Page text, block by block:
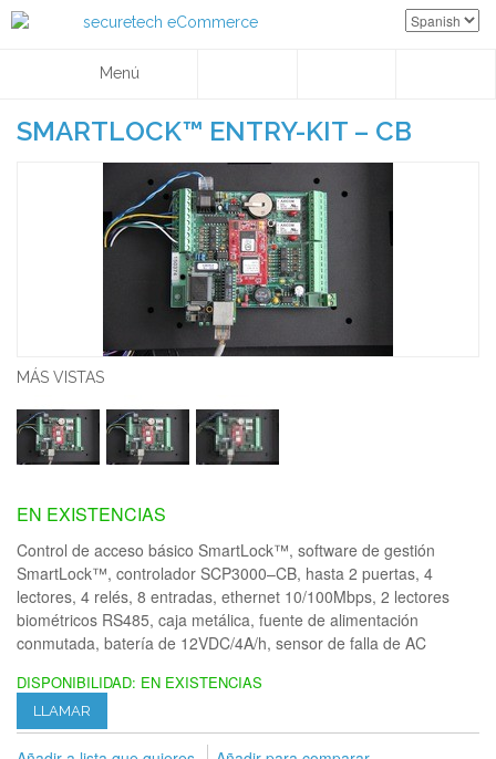
Menú
SMARTLOCK™ ENTRY-KIT – CB
MÁS VISTAS
EN EXISTENCIAS
Control de acceso básico SmartLock™, software de gestión
SmartLock™, controlador SCP3000–CB, hasta 2 puertas, 4
lectores, 4 relés, 8 entradas, ethernet 10/100Mbps, 2 lectores
biométricos RS485, caja metálica, fuente de alimentación
conmutada, batería de 12VDC/4A/h, sensor de falla de AC
DISPONIBILIDAD: EN EXISTENCIAS
LLAMAR